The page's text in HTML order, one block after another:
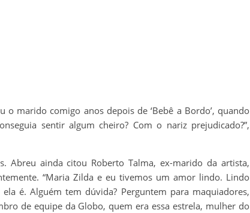
o marido comigo anos depois de ‘Bebê a Bordo’, quando
sentir algum cheiro? Com o nariz prejudicado?”,
Abreu ainda citou Roberto Talma, ex-marido da artista,
“Maria Zilda e eu tivemos um amor lindo. Lindo
é. Alguém tem dúvida? Perguntem para maquiadores,
de equipe da Globo, quem era essa estrela, mulher do